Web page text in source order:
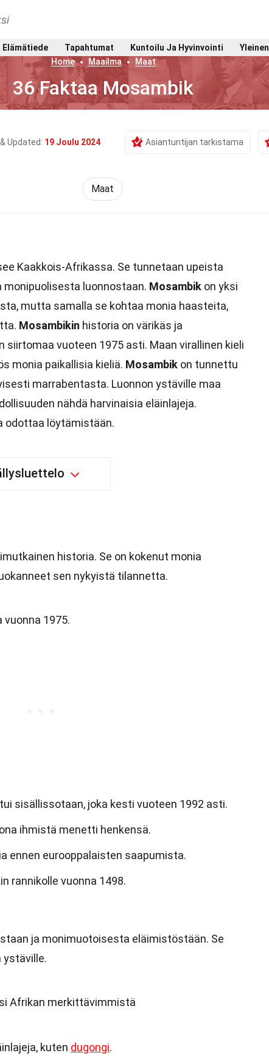
Elämätiede Tapahtumat Kuntoilu Ja Hyvinvointi Yleinen
Home
Maailma Maat
36 Faktaa Mosambik
Updated: 19 Joulu 2024 Asiantuntijan tarkistama
Maat
Kaakkois-Afrikassa. Se tunnetaan upeista
luonnostaan. Mosambik on yksi
mutta samalla se kohtaa monia haasteita,
Mosambikin historia on värikäs ja
siirtomaa vuoteen 1975 asti. Maan virallinen kieli
monia paikallisia kieliä. Mosambik on tunnettu
marrabentasta. Luonnon ystäville maa
nähdä harvinaisia eläinlajeja.
odottaa löytämistään.
historia. Se on kokenut monia
sen nykyistä tilannetta.
1975.
sisällissotaan, joka kesti vuoteen 1992 asti.
ihmistä menetti henkensä.
ennen eurooppalaisten saapumista.
rannikolle vuonna 1498.
ja monimuotoisesta eläimistöstään. Se
ystäville.
Afrikan merkittävimmistä
kuten dugongi.